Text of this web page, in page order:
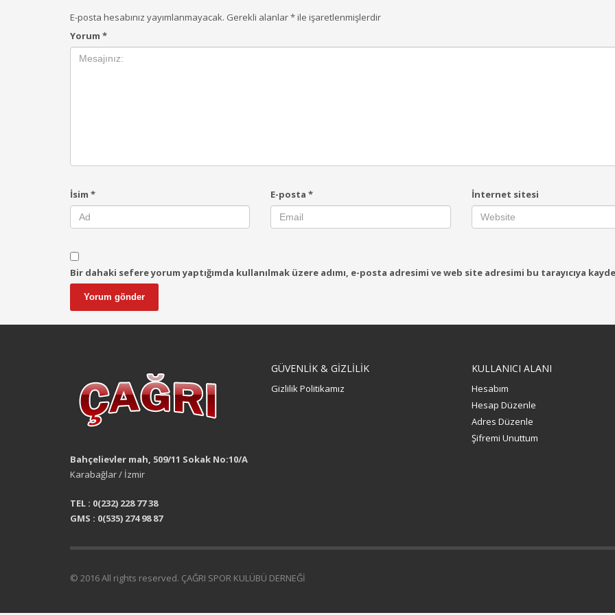
E-posta hesabınız yayımlanmayacak. Gerekli alanlar*ile işaretlenmişlerdir
Yorum *
İsim * E-posta* İnternet sitesi
Bir dahaki sefere yorum yaptığımda kullanılmak üzere adımı, e-posta adresimi ve web site adresimi bu tarayıcıya
Bahçelievler mah, 509/11 Sokak No:10/A
Karabağlar / İzmir
TEL : 0(232) 228 77 38
GMS : 0(535) 274 98 87
GÜVENLİK & GİZLİLİK
Gizlilik Politikamız
KULLANICI ALANI
Hesabım
Hesap Düzenle
Adres Düzenle
Şifremi Unuttum
© 2016 All rights reserved. ÇAĞRI SPOR KULÜBÜ DERNEĞİ